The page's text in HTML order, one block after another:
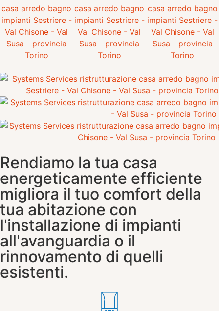
Rendiamo la tua casa
energeticamente efficiente
migliora il tuo comfort della
tua abitazione con
l'installazione di impianti
all'avanguardia o il
rinnovamento di quelli
esistenti.